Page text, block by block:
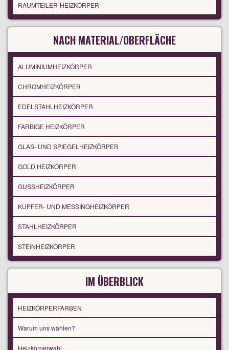
RAUMTEILER-HEIZKÖRPER
NACH MATERIAL/OBERFLÄCHE
ALUMINIUMHEIZKÖRPER
CHROMHEIZKÖRPER
EDELSTAHLHEIZKÖRPER
FARBIGE HEIZKÖRPER
GLAS- UND SPIEGELHEIZKÖRPER
GOLD HEIZKÖRPER
GUSSHEIZKÖRPER
KUPFER- UND MESSINGHEIZKÖRPER
STAHLHEIZKÖRPER
STEINHEIZKÖRPER
IM ÜBERBLICK
HEIZKÖRPERFARBEN
Warum uns wählen?
Heizkörperwahl